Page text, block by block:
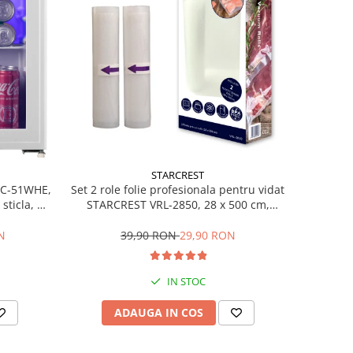
51WHE,
H
STARCREST
Set 2 role folie profesionala pentru vidat
STARCREST VRL-2850, 28 x 500 cm,
lavabile in masina de spalat, fara BPA,
transparent
39,90 RON29,90 RON
IN STOC
ADAUGA IN COS